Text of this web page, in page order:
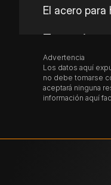
El acero
Recocido
Para recocer
Advertencia
Los datos aquí
no debe tomarse
aceptará ninguna
información aquí